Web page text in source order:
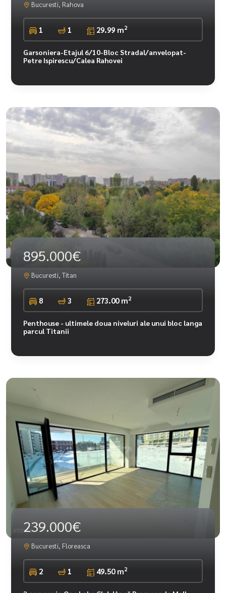
Bucuresti, Rahova
1 1 29.99 m2
Garsoniera-Etajul 6/10-Bloc Stradal/anvelopat-
Petre Ispirescu/Calea Rahovei
895.000€
Bucuresti, Titan
8 3 273.00 m2
Penthouse - ultimele doua niveluri ale unui bloc langa
parcul Titanii
239.000€
Bucuresti, Floreasca
2 1 49.50 m2